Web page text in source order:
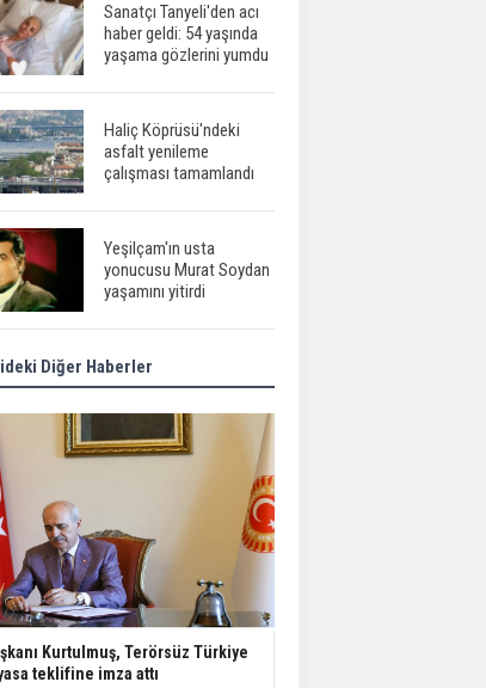
Sanatçı Tanyeli'den acı
haber geldi: 54 yaşında
yaşama gözlerini yumdu
Haliç Köprüsü'ndeki
asfalt yenileme
çalışması tamamlandı
Yeşilçam'ın usta
yonucusu Murat Soydan
yaşamını yitirdi
Meral Akşener ile
Müsavat Dervişoğlu
cenazede görüntülendi
29 Mayıs okullar tatil mi?
Bilim kurgu
gerçekleşiyor...
Dondurulmuş insanları
hayata döndürecek keşif
Diğer Haberler
Kurtulmuş, Terörsüz Türkiye
teklifine imza attı